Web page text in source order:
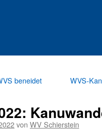
beneidet
WVS-
von WV Schierstein